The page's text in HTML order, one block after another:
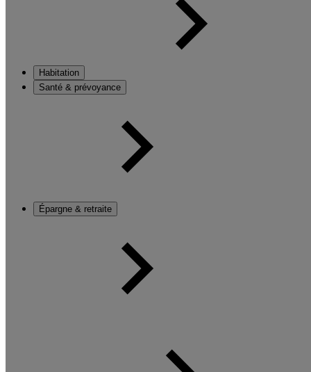
Habitation
Santé & prévoyance
Épargne & retraite